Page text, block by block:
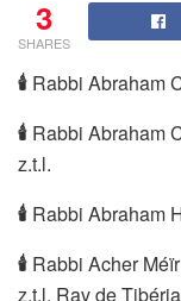
3
SHARES
🕯 Rabbi Abraham
🕯 Rabbi Abraham
z.t.l.
🕯 Rabbi Abraham
🕯 Rabbi Acher
z.t.l, Rav de